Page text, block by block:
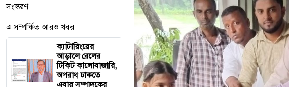
সংস্করণ
এ সম্পর্কিত আরও খবর
ক্যাটারিংয়ের
আড়ালে রেলের
টিকিট কালোবাজারি,
অপরাধ ঢাকতে
এবার সম্পাদকের